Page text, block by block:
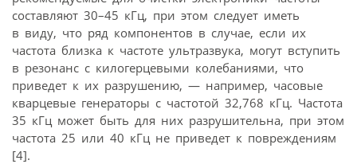
составляют 30–45 кГц, при этом следует иметь
в виду, что ряд компонентов в случае, если их
частота близка к частоте ультразвука, могут вступить
в резонанс с килогерцевыми колебаниями, что
приведет к их разрушению, — например, часовые
кварцевые генераторы с частотой 32,768 кГц. Частота
35 кГц может быть для них разрушительна, при этом
частота 25 или 40 кГц не приведет к повреждениям
[4].